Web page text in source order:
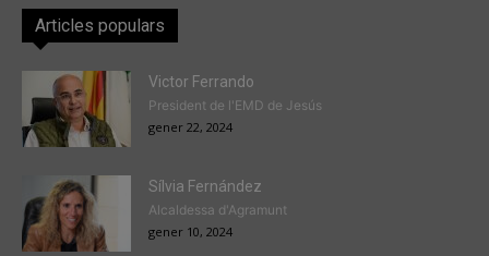
Articles populars
Victor Ferrando
President de l'EMD de Jesús
gener 22, 2024
Sílvia Fernández
Alcaldessa d'Agramunt
gener 10, 2024